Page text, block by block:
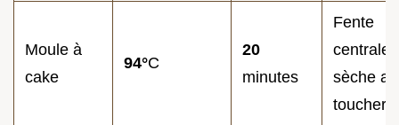
Moule à
cake
94°C
20
minutes
Fente
centrale
sèche au
toucher